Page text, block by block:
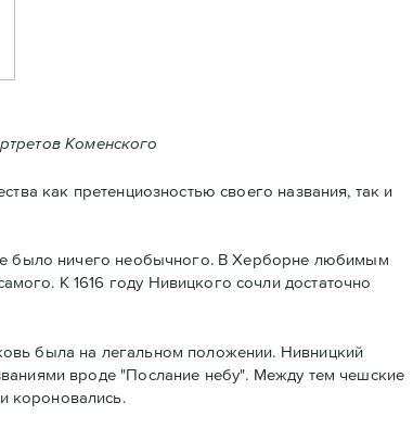
Коменского
как претенциозностью своего названия, так и
было ничего необычного. В Херборне любимым
К 1616 году Нивицкого сочли достаточно
была на легальном положении. Нивницкий
вроде "Послание небу". Между тем чешские
короновались.